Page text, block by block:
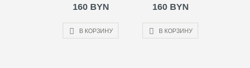
160 BYN
В КОРЗИНУ
160 BYN
В КОРЗИНУ